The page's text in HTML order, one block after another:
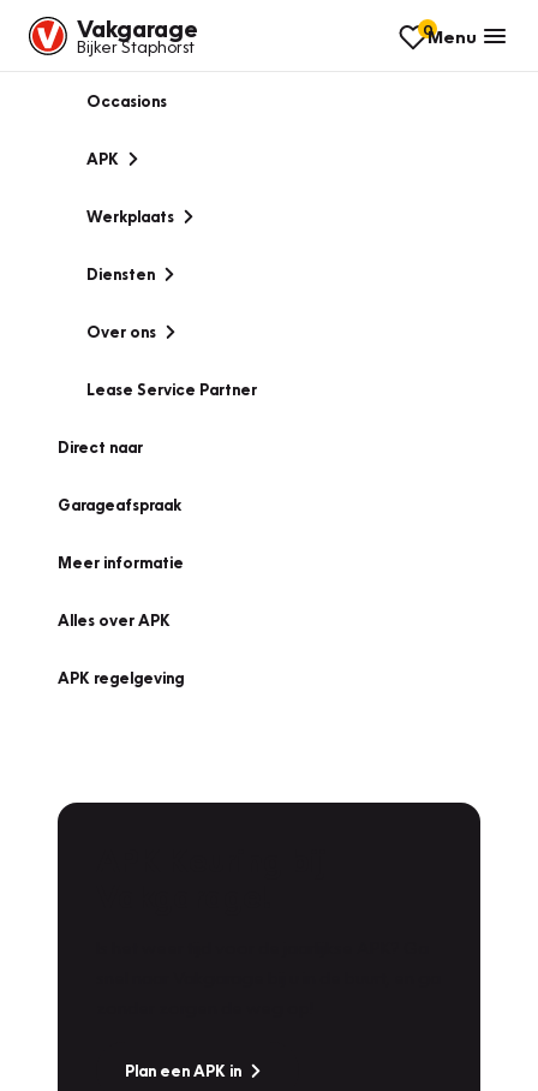
Vakgarage
Bijker Staphorst
0Menu
Occasions
APK
Werkplaats
Diensten
Over ons
Lease Service Partner
Direct naar
Garageafspraak
Meer informatie
Alles over APK
APK regelgeving
Plan een APK in